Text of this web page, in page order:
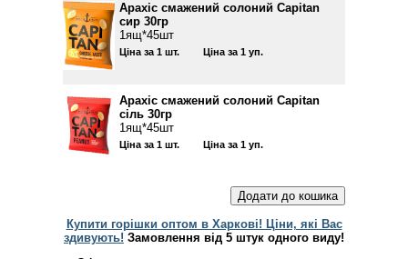
Арахіс смажений солоний Capitan
сир 30гр
1ящ*45шт
Ціна за 1 шт. Ціна за 1 уп.
Арахіс смажений солоний Capitan
сіль 30гр
1ящ*45шт
Ціна за 1 шт. Ціна за 1 уп.
Купити горішки оптом в Харкові! Ціни, які Вас
здивують! Замовлення від 5 штук одного виду!